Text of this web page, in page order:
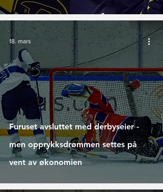
Furuset avsluttet med derbyseier -
men opprykksdrømmen settes på
vent av økonomien
18. mars